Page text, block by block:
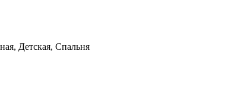
Детская, Спальня